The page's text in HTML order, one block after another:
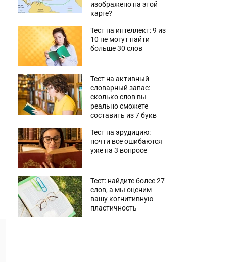
изображено на этой
карте?
Тест на интеллект: 9 из
10 не могут найти
больше 30 слов
Тест на активный
словарный запас:
сколько слов вы
реально сможете
составить из 7 букв
Тест на эрудицию:
почти все ошибаются
уже на 3 вопросе
Тест: найдите более 27
слов, а мы оценим
вашу когнитивную
пластичность